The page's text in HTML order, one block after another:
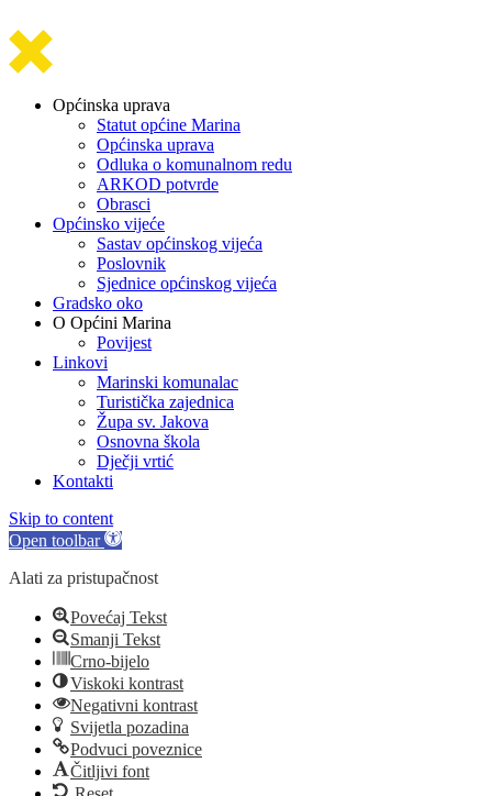
Općinska uprava
Statut općine Marina
Općinska uprava
Odluka o komunalnom redu
ARKOD potvrde
Obrasci
Općinsko vijeće
Sastav općinskog vijeća
Poslovnik
Sjednice općinskog vijeća
Gradsko oko
O Općini Marina
Povijest
Linkovi
Marinski komunalac
Turistička zajednica
Župa sv. Jakova
Osnovna škola
Dječji vrtić
Kontakti
Skip to content
Open toolbar
Alati za pristupačnost
Povećaj Tekst
Smanji Tekst
Crno-bijelo
Viskoki kontrast
Negativni kontrast
Svijetla pozadina
Podvuci poveznice
Čitljivi font